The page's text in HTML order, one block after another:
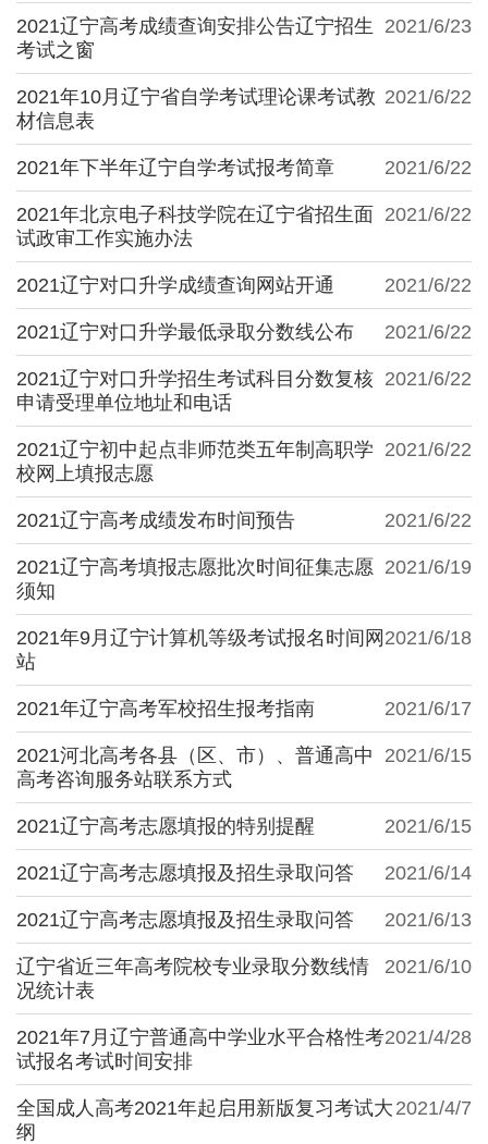
2021/6/23
2021辽宁高考成绩查询安排公告辽宁招生
考试之窗
2021/6/22
2021年10月辽宁省自学考试理论课考试教
材信息表
2021/6/22
2021年下半年辽宁自学考试报考简章
2021/6/22
2021年北京电子科技学院在辽宁省招生面
试政审工作实施办法
2021/6/22
2021辽宁对口升学成绩查询网站开通
2021/6/22
2021辽宁对口升学最低录取分数线公布
2021/6/22
2021辽宁对口升学招生考试科目分数复核
申请受理单位地址和电话
2021/6/22
2021辽宁初中起点非师范类五年制高职学
校网上填报志愿
2021/6/22
2021辽宁高考成绩发布时间预告
2021/6/19
2021辽宁高考填报志愿批次时间征集志愿
须知
2021/6/18
2021年9月辽宁计算机等级考试报名时间网
站
2021/6/17
2021年辽宁高考军校招生报考指南
2021/6/15
2021河北高考各县（区、市）、普通高中
高考咨询服务站联系方式
2021/6/15
2021辽宁高考志愿填报的特别提醒
2021/6/14
2021辽宁高考志愿填报及招生录取问答
2021/6/13
2021辽宁高考志愿填报及招生录取问答
2021/6/10
辽宁省近三年高考院校专业录取分数线情
况统计表
2021/4/28
2021年7月辽宁普通高中学业水平合格性考
试报名考试时间安排
2021/4/7
全国成人高考2021年起启用新版复习考试大
纲